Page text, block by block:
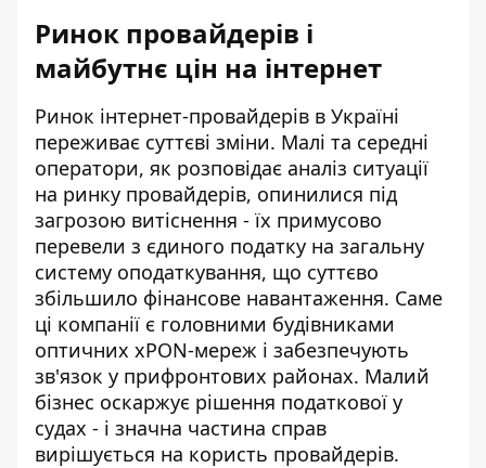
Ринок провайдерів і
майбутнє цін на інтернет
Ринок інтернет-провайдерів в Україні
переживає суттєві зміни. Малі та середні
оператори, як розповідає аналіз ситуації
на ринку провайдерів, опинилися під
загрозою витіснення - їх примусово
перевели з єдиного податку на загальну
систему оподаткування, що суттєво
збільшило фінансове навантаження. Саме
ці компанії є головними будівниками
оптичних xPON-мереж і забезпечують
зв'язок у прифронтових районах. Малий
бізнес оскаржує рішення податкової у
судах - і значна частина справ
вирішується на користь провайдерів.